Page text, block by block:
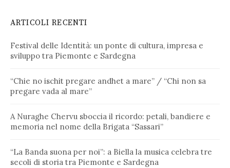
ARTICOLI RECENTI
Festival delle Identità: un ponte di cultura, impresa e
sviluppo tra Piemonte e Sardegna
“Chie no ischit pregare andhet a mare” / “Chi non sa
pregare vada al mare”
A Nuraghe Chervu sboccia il ricordo: petali, bandiere e
memoria nel nome della Brigata “Sassari”
“La Banda suona per noi”: a Biella la musica celebra tre
secoli di storia tra Piemonte e Sardegna